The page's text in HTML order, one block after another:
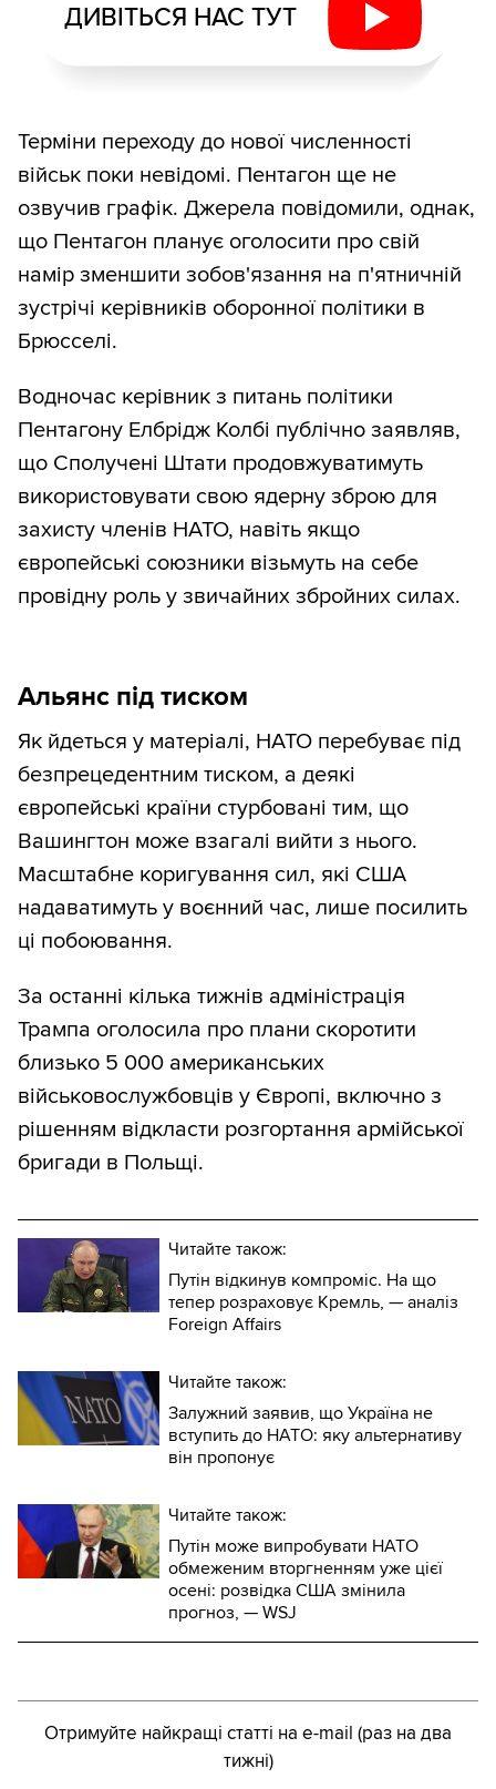
ДИВІТЬСЯ НАС ТУТ
Терміни переходу до нової численності
військ поки невідомі. Пентагон ще не
озвучив графік. Джерела повідомили, однак,
що Пентагон планує оголосити про свій
намір зменшити зобов'язання на п'ятничній
зустрічі керівників оборонної політики в
Брюсселі.
Водночас керівник з питань політики
Пентагону Елбрідж Колбі публічно заявляв,
що Сполучені Штати продовжуватимуть
використовувати свою ядерну зброю для
захисту членів НАТО, навіть якщо
європейські союзники візьмуть на себе
провідну роль у звичайних збройних силах.
Альянс під тиском
Як йдеться у матеріалі, НАТО перебуває під
безпрецедентним тиском, а деякі
європейські країни стурбовані тим, що
Вашингтон може взагалі вийти з нього.
Масштабне коригування сил, які США
надаватимуть у воєнний час, лише посилить
ці побоювання.
За останні кілька тижнів адміністрація
Трампа оголосила про плани скоротити
близько 5 000 американських
військовослужбовців у Європі, включно з
рішенням відкласти розгортання армійської
бригади в Польщі.
Читайте також:
Путін відкинув компроміс. На що
тепер розраховує Кремль, — аналіз
Foreign Affairs
Читайте також:
Залужний заявив, що Україна не
вступить до НАТО: яку альтернативу
він пропонує
Читайте також:
Путін може випробувати НАТО
обмеженим вторгненням уже цієї
осені: розвідка США змінила
прогноз, — WSJ
Отримуйте найкращі статті на e-mail (раз на два
тижні)